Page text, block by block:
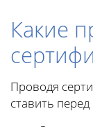
Какие
Проводя
ставить